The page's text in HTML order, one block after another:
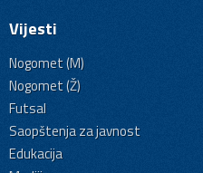
Vijesti
Nogomet (M)
Nogomet (Ž)
Futsal
Saopštenja za javnost
Edukacija